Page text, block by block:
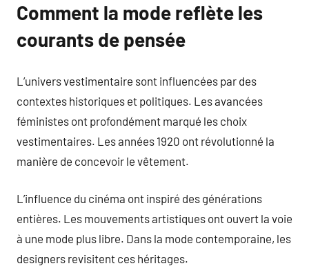
Comment la mode reflète les
courants de pensée
L’univers vestimentaire sont influencées par des
contextes historiques et politiques. Les avancées
féministes ont profondément marqué les choix
vestimentaires. Les années 1920 ont révolutionné la
manière de concevoir le vêtement.
L’influence du cinéma ont inspiré des générations
entières. Les mouvements artistiques ont ouvert la voie
à une mode plus libre. Dans la mode contemporaine, les
designers revisitent ces héritages.